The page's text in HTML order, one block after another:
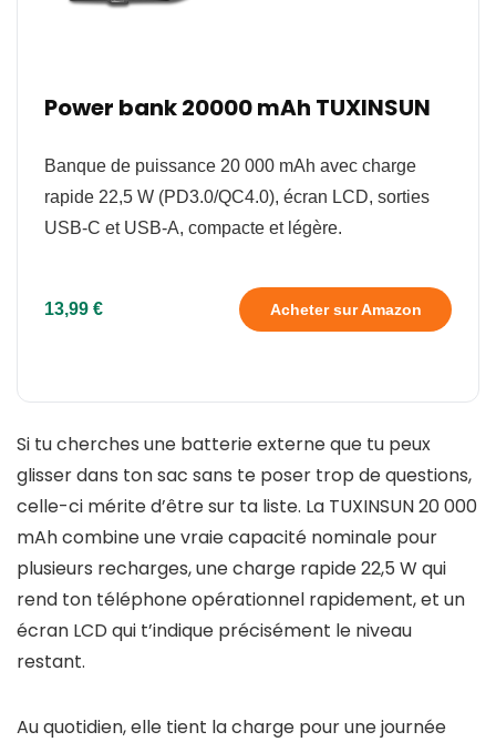
Power bank 20000 mAh TUXINSUN
Banque de puissance 20 000 mAh avec charge
rapide 22,5 W (PD3.0/QC4.0), écran LCD, sorties
USB-C et USB-A, compacte et légère.
13,99 € Acheter sur Amazon
Si tu cherches une batterie externe que tu peux
glisser dans ton sac sans te poser trop de questions,
celle-ci mérite d’être sur ta liste. La TUXINSUN 20 000
mAh combine une vraie capacité nominale pour
plusieurs recharges, une charge rapide 22,5 W qui
rend ton téléphone opérationnel rapidement, et un
écran LCD qui t’indique précisément le niveau
restant.
Au quotidien, elle tient la charge pour une journée